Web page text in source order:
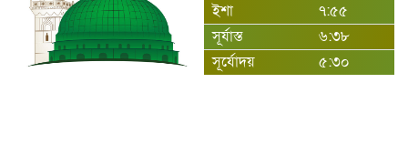
ইশা
৭:৫৫
সূর্যাস্ত
৬:৩৮
সূর্যোদয়
৫:৩০